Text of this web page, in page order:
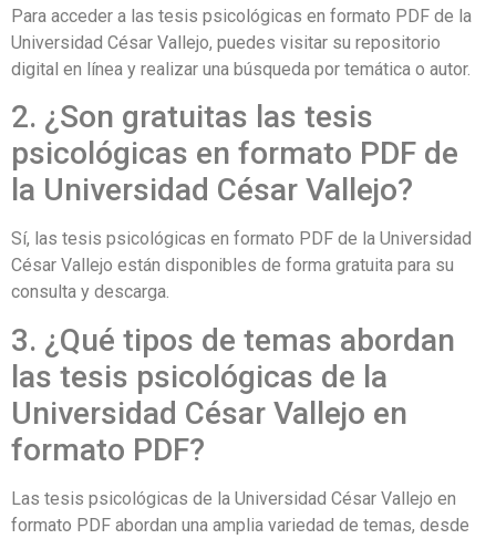
Para acceder a las tesis psicológicas en formato PDF de la
Universidad César Vallejo, puedes visitar su repositorio
digital en línea y realizar una búsqueda por temática o autor.
2. ¿Son gratuitas las tesis
psicológicas en formato PDF de
la Universidad César Vallejo?
Sí, las tesis psicológicas en formato PDF de la Universidad
César Vallejo están disponibles de forma gratuita para su
consulta y descarga.
3. ¿Qué tipos de temas abordan
las tesis psicológicas de la
Universidad César Vallejo en
formato PDF?
Las tesis psicológicas de la Universidad César Vallejo en
formato PDF abordan una amplia variedad de temas, desde